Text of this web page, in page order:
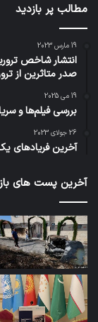
مطالب پر بازدید
19 مارس 2023
صدر متاثرین از
19 می 2025
بررسی فیلم‌ها و
26 جولای 2023
آخرین فریادهای
آخرین پست های